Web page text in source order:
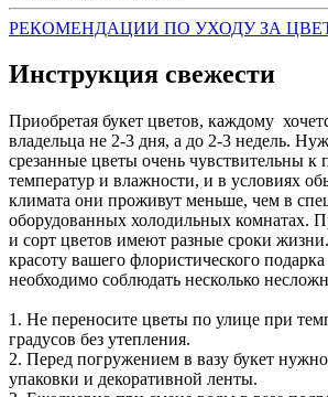
РЕКОМЕНДАЦИИ ПО УХОДУ ЗА
Инструкция свежести
Приобретая букет цветов, каждому
владельца не 2-3 дня, а до 2-3 недель.
срезанные цветы очень чувствительны к
температур и влажности, и в условиях
климата они проживут меньше, чем в
оборудованных холодильных комнатах.
и сорт цветов имеют разные сроки
красоту вашего флористического
необходимо соблюдать несколько
1. Не переносите цветы по улице при
градусов без утепления.
2. Перед погружением в вазу букет
упаковки и декоративной ленты.